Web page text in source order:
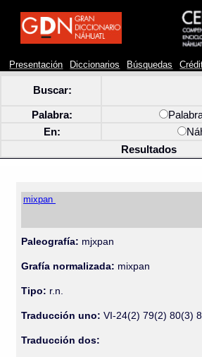
Presentación Diccionarios Búsquedas
Buscar:
Palabra:
En:
Resultados
mixpan
Paleografía: mjxpan
Grafía normalizada: mixpan
Tipo: r.n.
Traducción uno: VI-24(2) 79(2) 80(3)
Traducción dos: